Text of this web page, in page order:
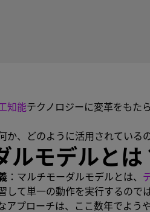
知能テクノロジーに変革をもた
か、どのように活用されている
ルモデルとは
：マルチモーダルモデルとは、
して単一の動作を実行するので
アプローチは、ここ数年でよう